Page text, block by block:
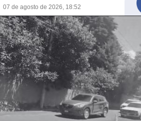
07 de agosto de 2026, 18:52